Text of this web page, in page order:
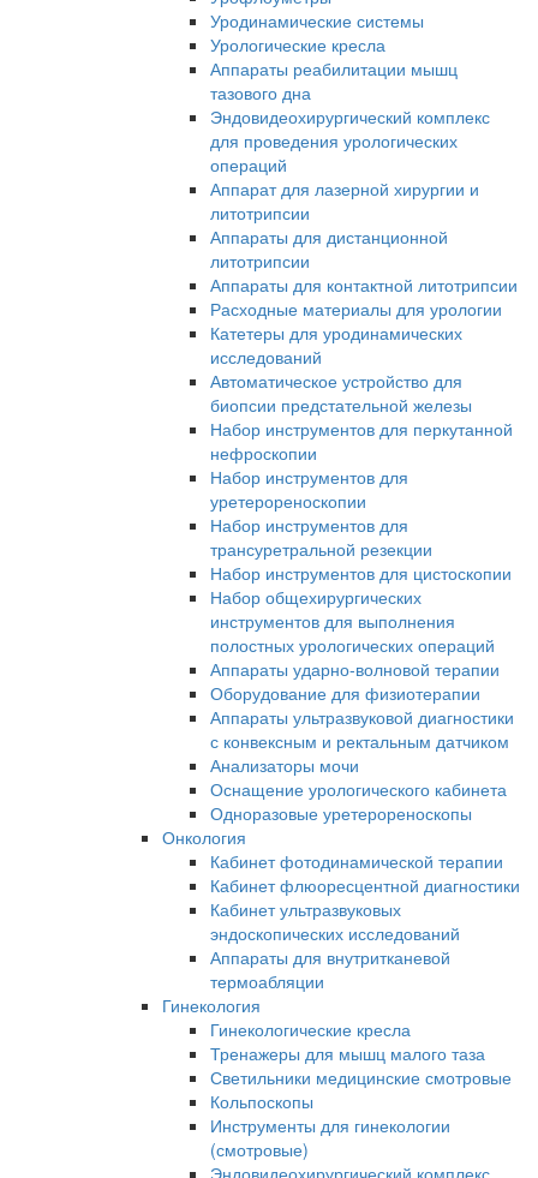
Уродинамические системы
Урологические кресла
Аппараты реабилитации мышц
тазового дна
Эндовидеохирургический комплекс
для проведения урологических
операций
Аппарат для лазерной хирургии и
литотрипсии
Аппараты для дистанционной
литотрипсии
Аппараты для контактной литотрипсии
Расходные материалы для урологии
Катетеры для уродинамических
исследований
Автоматическое устройство для
биопсии предстательной железы
Набор инструментов для перкутанной
нефроскопии
Набор инструментов для
уретерореноскопии
Набор инструментов для
трансуретральной резекции
Набор инструментов для цистоскопии
Набор общехирургических
инструментов для выполнения
полостных урологических операций
Аппараты ударно-волновой терапии
Оборудование для физиотерапии
Аппараты ультразвуковой диагностики
с конвексным и ректальным датчиком
Анализаторы мочи
Оснащение урологического кабинета
Одноразовые уретерореноскопы
Онкология
Кабинет фотодинамической терапии
Кабинет флюоресцентной диагностики
Кабинет ультразвуковых
эндоскопических исследований
Аппараты для внутритканевой
термоабляции
Гинекология
Гинекологические кресла
Тренажеры для мышц малого таза
Светильники медицинские смотровые
Кольпоскопы
Инструменты для гинекологии
(смотровые)